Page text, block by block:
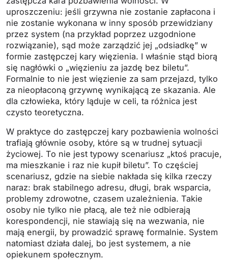
uproszczeniu: jeśli grzywna nie zostanie zapłacona i
nie zostanie wykonana w inny sposób przewidziany
przez system (na przykład poprzez uzgodnione
rozwiązanie), sąd może zarządzić jej „odsiadkę” w
formie zastępczej kary więzienia. I właśnie stąd biorą
się nagłówki o „więzieniu za jazdę bez biletu”.
Formalnie to nie jest więzienie za sam przejazd, tylko
za nieopłaconą grzywnę wynikającą ze skazania. Ale
dla człowieka, który ląduje w celi, ta różnica jest
czysto teoretyczna.
W praktyce do zastępczej kary pozbawienia wolności
trafiają głównie osoby, które są w trudnej sytuacji
życiowej. To nie jest typowy scenariusz „ktoś pracuje,
ma mieszkanie i raz nie kupił biletu”. To częściej
scenariusz, gdzie na siebie nakłada się kilka rzeczy
naraz: brak stabilnego adresu, długi, brak wsparcia,
problemy zdrowotne, czasem uzależnienia. Takie
osoby nie tylko nie płacą, ale też nie odbierają
korespondencji, nie stawiają się na wezwania, nie
mają energii, by prowadzić sprawę formalnie. System
natomiast działa dalej, bo jest systemem, a nie
opiekunem społecznym.